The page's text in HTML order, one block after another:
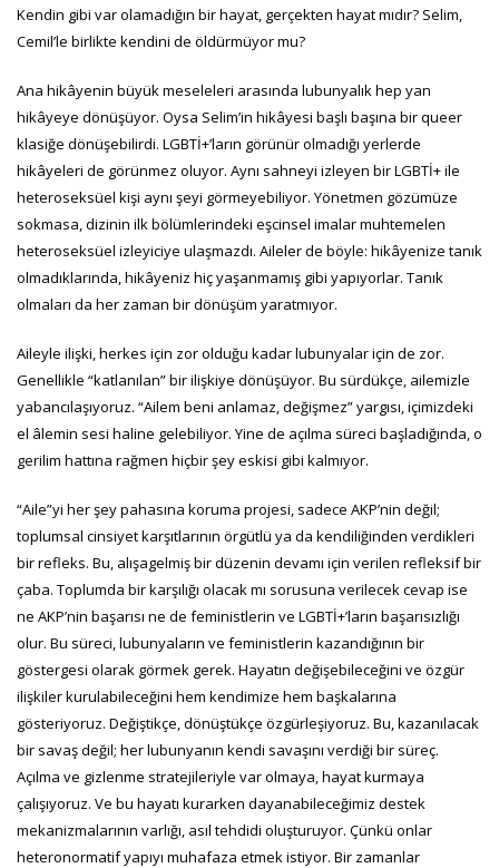
Kendin gibi var olamadığın bir hayat, gerçekten hayat mıdır? Selim,
Cemil’le birlikte kendini de öldürmüyor mu?
Ana hikâyenin büyük meseleleri arasında lubunyalık hep yan
hikâyeye dönüşüyor. Oysa Selim’in hikâyesi başlı başına bir queer
klasiğe dönüşebilirdi. LGBTİ+’ların görünür olmadığı yerlerde
hikâyeleri de görünmez oluyor. Aynı sahneyi izleyen bir LGBTİ+ ile
heteroseksüel kişi aynı şeyi görmeyebiliyor. Yönetmen gözümüze
sokmasa, dizinin ilk bölümlerindeki eşcinsel imalar muhtemelen
heteroseksüel izleyiciye ulaşmazdı. Aileler de böyle: hikâyenize tanık
olmadıklarında, hikâyeniz hiç yaşanmamış gibi yapıyorlar. Tanık
olmaları da her zaman bir dönüşüm yaratmıyor.
Aileyle ilişki, herkes için zor olduğu kadar lubunyalar için de zor.
Genellikle “katlanılan” bir ilişkiye dönüşüyor. Bu sürdükçe, ailemizle
yabancılaşıyoruz. “Ailem beni anlamaz, değişmez” yargısı, içimizdeki
el âlemin sesi haline gelebiliyor. Yine de açılma süreci başladığında, o
gerilim hattına rağmen hiçbir şey eskisi gibi kalmıyor.
“Aile”yi her şey pahasına koruma projesi, sadece AKP’nin değil;
toplumsal cinsiyet karşıtlarının örgütlü ya da kendiliğinden verdikleri
bir refleks. Bu, alışagelmiş bir düzenin devamı için verilen refleksif bir
çaba. Toplumda bir karşılığı olacak mı sorusuna verilecek cevap ise
ne AKP’nin başarısı ne de feministlerin ve LGBTİ+’ların başarısızlığı
olur. Bu süreci, lubunyaların ve feministlerin kazandığının bir
göstergesi olarak görmek gerek. Hayatın değişebileceğini ve özgür
ilişkiler kurulabileceğini hem kendimize hem başkalarına
gösteriyoruz. Değiştikçe, dönüştükçe özgürleşiyoruz. Bu, kazanılacak
bir savaş değil; her lubunyanın kendi savaşını verdiği bir süreç.
Açılma ve gizlenme stratejileriyle var olmaya, hayat kurmaya
çalışıyoruz. Ve bu hayatı kurarken dayanabileceğimiz destek
mekanizmalarının varlığı, asıl tehdidi oluşturuyor. Çünkü onlar
heteronormatif yapıyı muhafaza etmek istiyor. Bir zamanlar